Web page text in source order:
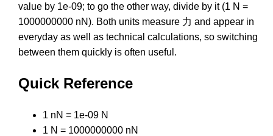
value by 1e-09; to go the other way, divide by it (1 N =
1000000000 nN). Both units measure 力 and appear in
everyday as well as technical calculations, so switching
between them quickly is often useful.
Quick Reference
1 nN = 1e-09 N
1 N = 1000000000 nN